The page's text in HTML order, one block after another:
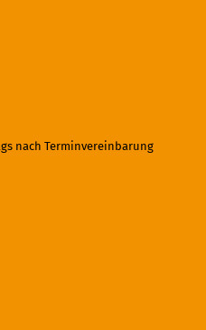
nach Terminvereinbarung